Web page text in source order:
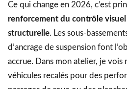
Ce qui change en 2026, c’est
renforcement du contrôle
structurelle. Les sous-
d’ancrage de suspension font
accrue. Dans mon atelier, je vois
véhicules recalés pour des